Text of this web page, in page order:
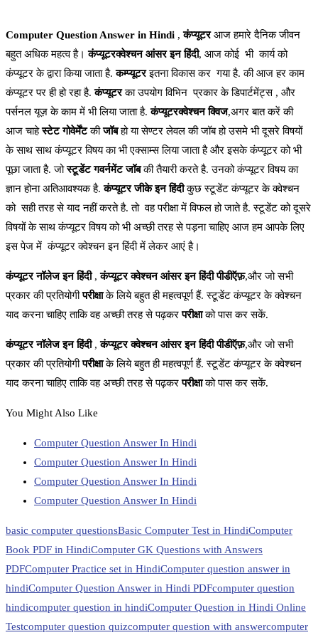
Computer Question Answer in Hindi ,कंप्यूटरआज हमारे दैनिक जीवन
बहुत अधिक महत्व है। कंप्यूटरक्वेश्चन आंसर इन हिंदी, आज कोई भी कार्य को
कंप्यूटर के द्वारा किया जाता है.कम्प्यूटरइतना विकास कर गया है. की आज हर काम
कंप्यूटर पर ही हो रहा है.कंप्यूटरका उपयोग विभिन प्रकार के डिपार्टमेंट्स , और
पर्सनल यूज़ के काम में भी लिया जाता है.कंप्यूटरक्वेश्चन क्विज,अगर बात करें की
आज चाहेस्टेट गोवेर्मेंटकीजॉबहो या सेण्टर लेवल की जॉब हो उसमे भी दूसरे विषयों
के साथ साथ कंप्यूटर विषय का भी एक्साम्स लिया जाता है और इसके कंप्यूटर को भी
पूछा जाता है. जोस्टूडेंट गवर्नमेंट जॉबकी तैयारी करते है. उनको कंप्यूटर विषय का
ज्ञान होना अतिआवश्यक है. कंप्यूटर जीके इन हिंदीकुछ स्टूडेंट कंप्यूटर के क्वेश्चन
को सही तरह से याद नहीं करते है. तो वह परीक्षा में विफल हो जाते है. स्टूडेंट को दूसरे
विषयों के साथ कंप्यूटर विषय को भी अच्छी तरह से पड़ना चाहिए आज हम आपके लिए
इस पेज में कंप्यूटर क्वेश्चन इन हिंदी में लेकर आएं है।
कंप्यूटर नॉलेज इन हिंदी,कंप्यूटर क्वेश्चन आंसर इन हिंदी पीडीऍफ़,और जो सभी
प्रकार की प्रतियोगीपरीक्षाके लिये बहुत ही महत्वपूर्ण हैं. स्टूडेंट कंप्यूटर के क्वेश्चन
याद करना चाहिए ताकि वह अच्छी तरह से पढ़करपरीक्षाको पास कर सकें.
कंप्यूटर नॉलेज इन हिंदी,कंप्यूटर क्वेश्चन आंसर इन हिंदी पीडीऍफ़,और जो सभी
प्रकार की प्रतियोगीपरीक्षाके लिये बहुत ही महत्वपूर्ण हैं. स्टूडेंट कंप्यूटर के क्वेश्चन
याद करना चाहिए ताकि वह अच्छी तरह से पढ़करपरीक्षाको पास कर सकें.
You Might Also Like
Computer Question Answer In Hindi
Computer Question Answer In Hindi
Computer Question Answer In Hindi
Computer Question Answer In Hindi
basic computer questionsBasic Computer Test in HindiComputer
Book PDF in HindiComputer GK Questions with Answers
PDFComputer Practice set in HindiComputer question answer in
hindiComputer Question Answer in Hindi PDFcomputer question
hindicomputer question in hindiComputer Question in Hindi Online
Testcomputer question quizcomputer question with answercomputer